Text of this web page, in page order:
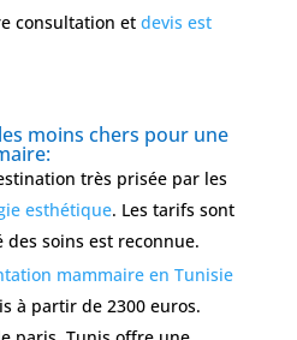
consultation et devis est
moins chers pour une
très prisée par les
esthétique. Les tarifs sont
soins est reconnue.
mammaire en Tunisie
à partir de 2300 euros.